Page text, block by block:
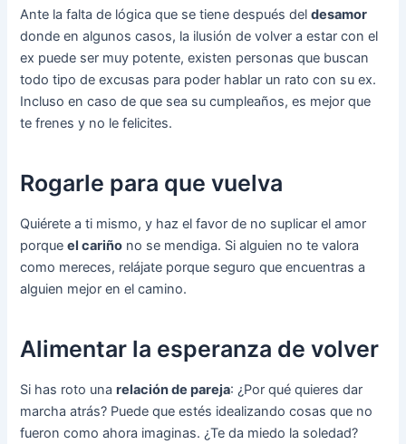
Ante la falta de lógica que se tiene después deldesamor
donde en algunos casos, la ilusión de volver a estar con el
ex puede ser muy potente, existen personas que buscan
todo tipo de excusas para poder hablar un rato con su ex.
Incluso en caso de que sea su cumpleaños, es mejor que
te frenes y no le felicites.
Rogarle para que vuelva
Quiérete a ti mismo, y haz el favor de no suplicar el amor
porqueel cariño no se mendiga. Si alguien no te valora
como mereces, relájate porque seguro que encuentras a
alguien mejor en el camino.
Alimentar la esperanza de volver
Si has roto unarelación de pareja: ¿Por qué quieres dar
marcha atrás? Puede que estés idealizando cosas que no
fueron como ahora imaginas. ¿Te da miedo la soledad?